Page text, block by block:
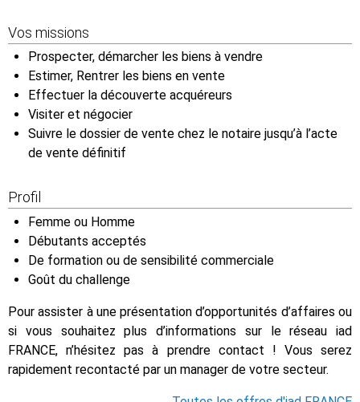
Vos missions
Prospecter, démarcher les biens à vendre
Estimer, Rentrer les biens en vente
Effectuer la découverte acquéreurs
Visiter et négocier
Suivre le dossier de vente chez le notaire jusqu’à l’acte
de vente définitif
Profil
Femme ou Homme
Débutants acceptés
De formation ou de sensibilité commerciale
Goût du challenge
Pour assister à une présentation d’opportunités d’affaires ou
si vous souhaitez plus d’informations sur le réseau iad
FRANCE, n’hésitez pas à prendre contact ! Vous serez
rapidement recontacté par un manager de votre secteur.